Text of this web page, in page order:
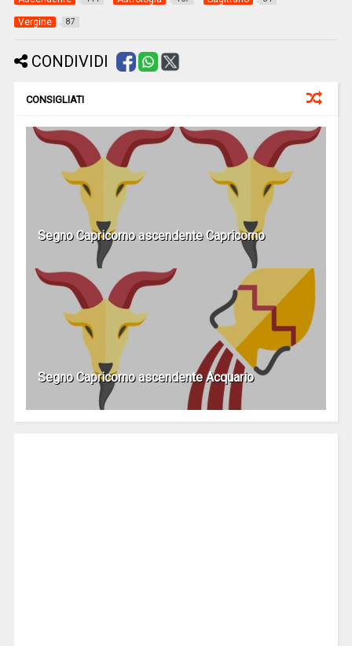
Vergine 87
CONDIVIDI
CONSIGLIATI
Segno Capricorno ascendente Capricorno
Segno Capricorno ascendente Acquario